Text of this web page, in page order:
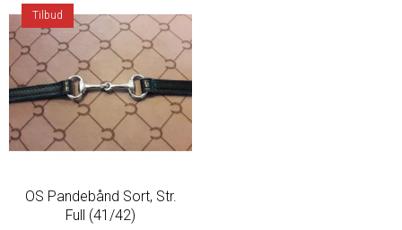
Tilbud
OS Pandebånd Sort, Str.
Full (41/42)